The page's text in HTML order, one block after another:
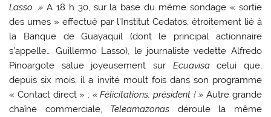
Lasso. » A 18 h 30, sur la base du même sondage « sortie
des urnes » effectué par l’Institut Cedatos, étroitement lié à
la Banque de Guayaquil (dont le principal actionnaire
s’appelle… Guillermo Lasso), le journaliste vedette Alfredo
Pinoargote salue joyeusement sur Ecuavisacelui que,
depuis six mois, il a invité moult fois dans son programme
« Contact direct » : « Félicitations, président ! » Autre grande
chaîne commerciale, Teleamazonas déroule la même